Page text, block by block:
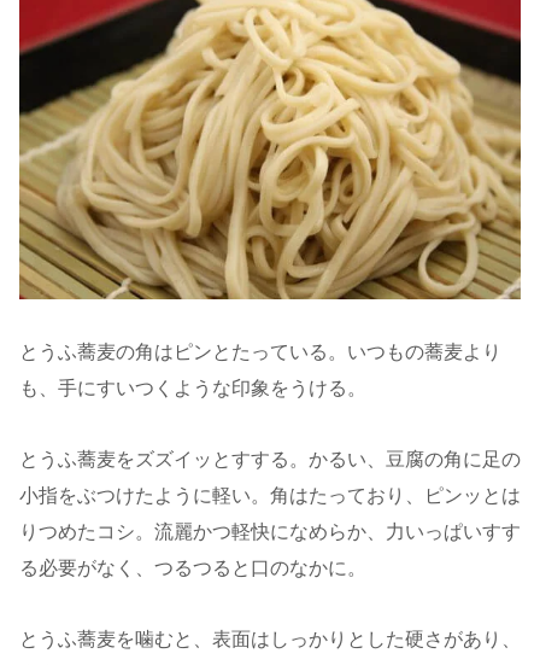
とうふ蕎麦の角はピンとたっている。いつもの蕎麦より
も、手にすいつくような印象をうける。
とうふ蕎麦をズズイッとすする。かるい、豆腐の角に足の
小指をぶつけたように軽い。角はたっており、ピンッとは
りつめたコシ。流麗かつ軽快になめらか、力いっぱいすす
る必要がなく、つるつると口のなかに。
とうふ蕎麦を噛むと、表面はしっかりとした硬さがあり、